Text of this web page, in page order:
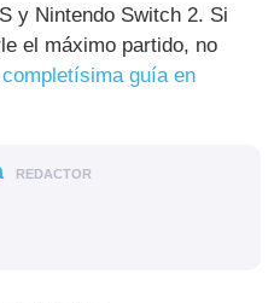
y Nintendo Switch 2. Si
el máximo partido, no
completísima guía en
REDACTOR